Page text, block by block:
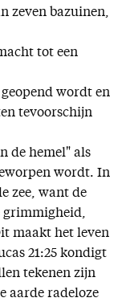
zeven bazuinen,
tot een
wordt en
tevoorschijn
de hemel" als
wordt. In
zee, want de
grimmigheid,
maakt het leven
21:25 kondigt
tekenen zijn
aarde radeloze